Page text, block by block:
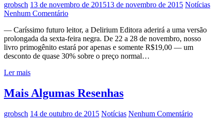
grobsch 13 de novembro de 201513 de novembro de 2015 Notícias
Nenhum Comentário
— Caríssimo futuro leitor, a Delirium Editora aderirá a uma versão
prolongada da sexta-feira negra. De 22 a 28 de novembro, nosso
livro primogênito estará por apenas e somente R$19,00 — um
desconto de quase 30% sobre o preço normal…
Ler mais
Mais Algumas Resenhas
grobsch 14 de outubro de 2015 Notícias Nenhum Comentário